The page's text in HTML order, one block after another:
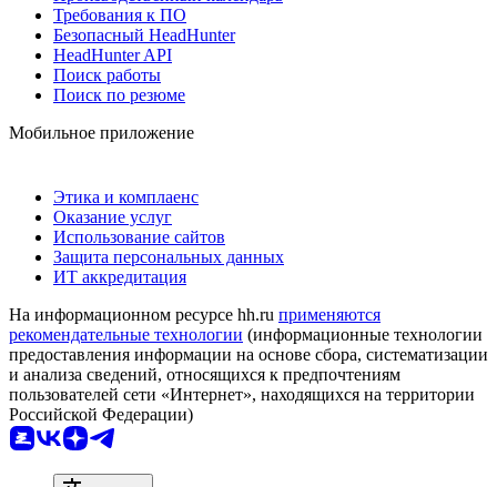
Требования к ПО
Безопасный HeadHunter
HeadHunter API
Поиск работы
Поиск по резюме
Мобильное приложение
Этика и комплаенс
Оказание услуг
Использование сайтов
Защита персональных данных
ИТ аккредитация
На информационном ресурсе hh.ru применяются
рекомендательные технологии (информационные технологии
предоставления информации на основе сбора, систематизации
и анализа сведений, относящихся к предпочтениям
пользователей сети «Интернет», находящихся на территории
Российской Федерации)